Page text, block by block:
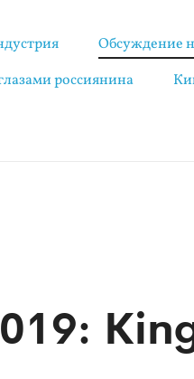
Обсуждение
россиянина